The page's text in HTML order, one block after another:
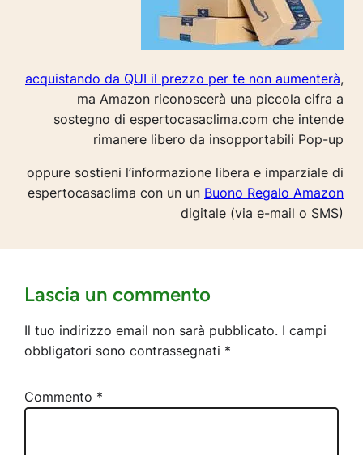
acquistando da QUI il prezzo per te non aumenterà,
ma Amazon riconoscerà una piccola cifra a
sostegno di espertocasaclima.com che intende
rimanere libero da insopportabili Pop-up
oppure sostieni l’informazione libera e imparziale di
espertocasaclima con un un Buono Regalo Amazon
digitale (via e-mail o SMS)
Lascia un commento
Il tuo indirizzo email non sarà pubblicato. I campi
obbligatori sono contrassegnati *
Commento *